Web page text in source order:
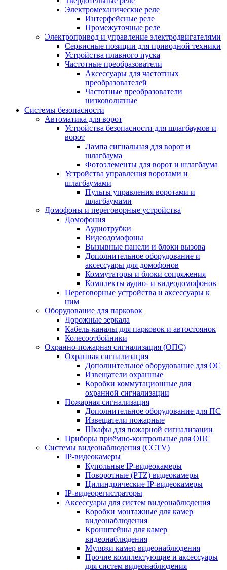
Электромеханические реле
Интерфейсные реле
Промежуточные реле
Электропривод и управление электродвигателями
Сервисные позиции для приводной техники
Устройства плавного пуска
Частотные преобразователи
Аксессуары для частотных
преобразователей
Частотные преобразователи
низковольтные
Системы безопасности
Автоматика для ворот
Устройства безопасности для шлагбаумов и
ворот
Лампа сигнальная для ворот и
шлагбаума
Фотоэлементы для ворот и шлагбаума
Устройства управления воротами и
шлагбаумами
Пульты управления воротами и
шлагбаумами
Домофоны и переговорные устройства
Домофония
Аудиотрубки
Видеодомофоны
Вызывные панели и блоки вызова
Дополнительное оборудование и
аксессуары для домофонов
Коммутаторы и блоки сопряжения
Комплекты аудио- и видеодомофонов
Переговорные устройства и аксессуары к
ним
Оборудование для парковок
Дорожные зеркала
Кабель-каналы для парковок и автостоянок
Колесоотбойники
Охранно-пожарная сигнализация (ОПС)
Охранная сигнализация
Дополнительное оборудование для ОС
Извещатели охранные
Коробки коммутационные для
охранной сигнализации
Пожарная сигнализация
Дополнительное оборудование для ПС
Извещатели пожарные
Шкафы для пожарной сигнализации
Приборы приёмно-контрольные для ОПС
Системы видеонаблюдения (CCTV)
IP-видеокамеры
Купольные IP-видеокамеры
Поворотные (PTZ) видеокамеры
Цилиндрические IP-видеокамеры
IP-видеорегистраторы
Аксессуары для систем видеонаблюдения
Коробки монтажные для камер
видеонаблюдения
Кронштейны для камер
видеонаблюдения
Муляжи камер видеонаблюдения
Прочие комплектующие и аксессуары
для систем видеонаблюдения